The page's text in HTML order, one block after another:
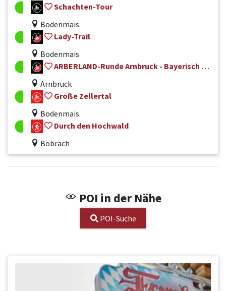
Schachten-Tour
Bodenmais
Lady-Trail
Bodenmais
ARBERLAND-Runde Arnbruck - Bayerisch Eisenstein Nr. 50
Arnbruck
Große Zellertal
Bodenmais
Durch den Hochwald
Böbrach
POI in der Nähe
POI-Suche